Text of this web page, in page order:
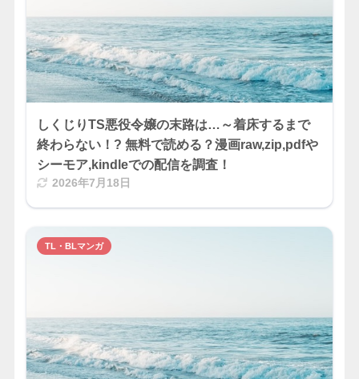
しくじりTS悪役令嬢の末路は…～着床するまで
終わらない！? 無料で読める？漫画raw,zip,pdfや
シーモア,kindleでの配信を調査！
2026年7月18日
TL・BLマンガ